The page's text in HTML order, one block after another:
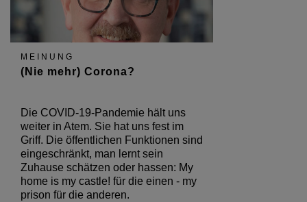
MEINUNG
(Nie mehr) Corona?
Die COVID-19-Pandemie hält uns
weiter in Atem. Sie hat uns fest im
Griff. Die öffentlichen Funktionen sind
eingeschränkt, man lernt sein
Zuhause schätzen oder hassen: My
home is my castle! für die einen - my
prison für die anderen.